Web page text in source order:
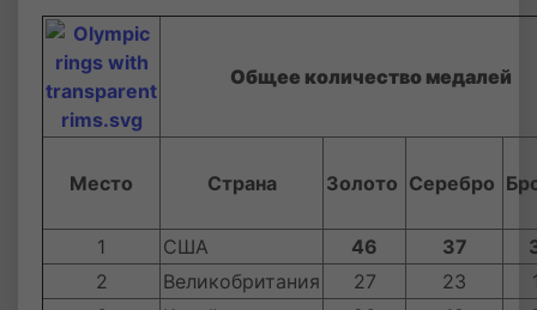
Общее количество медалей
Место Страна Золото Серебро
1 США 46 37
2
Великобритания 27 23